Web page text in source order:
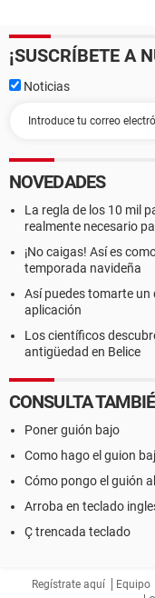
¡SUSCRÍBETE A
Noticias
NOVEDADES
La regla de los 10 mil
realmente necesario
¡No caigas! Así es
temporada navideña
Así puedes tomarte un
aplicación
Los científicos
antigüedad en Belice
CONSULTA
Poner guión bajo
Como hago el guion
Cómo pongo el guión
Arroba en teclado
Ç trencada teclado
Regístrate aquí Equipo